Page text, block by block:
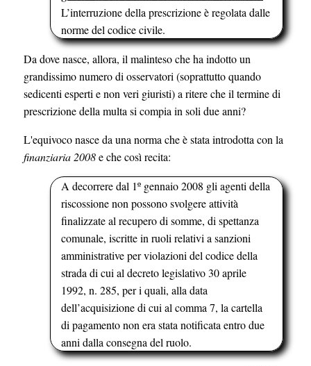
L’interruzione della prescrizione è regolata dalle
norme del codice civile.
Da dove nasce, allora, il malinteso che ha indotto un
grandissimo numero di osservatori (soprattutto quando
sedicenti esperti e non veri giuristi) a ritere che il termine di
prescrizione della multa si compia in soli due anni?
L'equivoco nasce da una norma che è stata introdotta con la
finanziaria 2008e che così recita:
A decorrere dal 1º gennaio 2008 gli agenti della
riscossione non possono svolgere attività
finalizzate al recupero di somme, di spettanza
comunale, iscritte in ruoli relativi a sanzioni
amministrative per violazioni del codice della
strada di cui al decreto legislativo 30 aprile
1992, n. 285, per i quali, alla data
dell’acquisizione di cui al comma 7, la cartella
di pagamento non era stata notificata entro due
anni dalla consegna del ruolo.